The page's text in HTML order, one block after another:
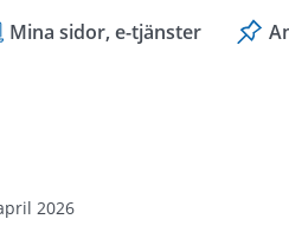
Mina sidor, e-tjänster
2026